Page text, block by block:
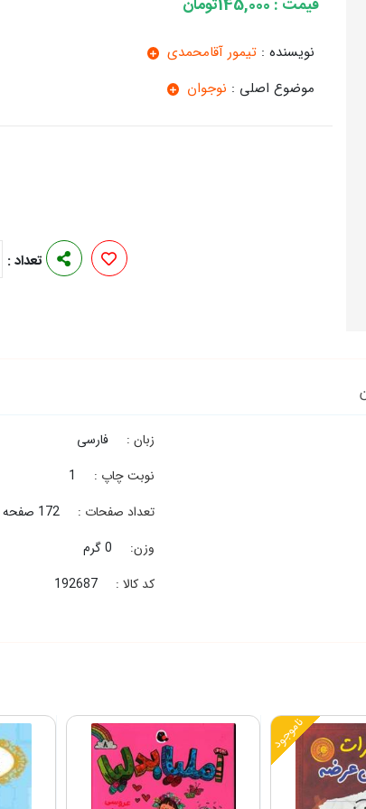
قیمت : 145,000تومان
نویسنده : تیمور آقامحمدی
موضوع اصلی : نوجوان
تعداد :
زبان : فارسی
نوبت چاپ : 1
تعداد صفحات : 172 صفحه
وزن: 0 گرم
کد کالا : 192687
ناموجود